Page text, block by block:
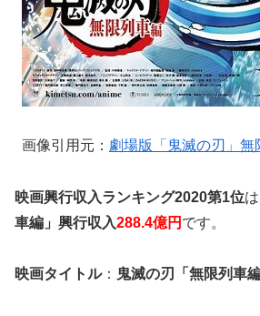
画像引用元： 劇場版「鬼滅の刃」無
映画興行収入ランキング2020第1位は
車編」興行収入288.4億円 です。
映画タイトル： 鬼滅の刃「無限列車編